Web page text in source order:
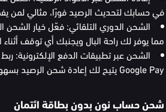
في حسابك لتحديث الرصيد فورًا، مثالي لمن
الشحن الدوري التلقائي: فعّل خيار الشحن
مما يوفر لك راحة البال ويجنبك أي توقف
Google Pay يتيح لك إعادة شحن الرصيد بسهولة من هاتفك الذكي في أي وقت ومن أي مكان.
شحن حساب نون بدون بطاقة ائتمان